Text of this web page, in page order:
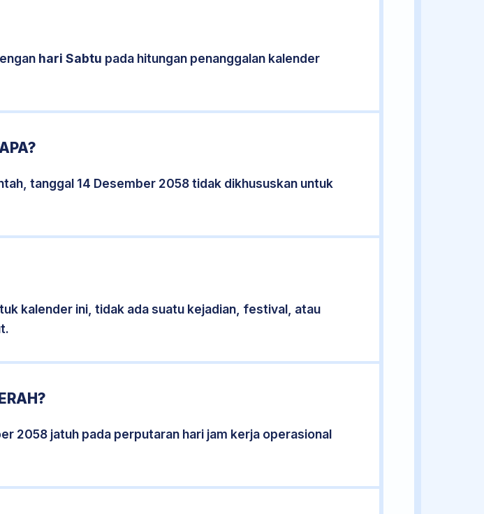
hari Sabtu pada hitungan penanggalan kalender
tanggal 14 Desember 2058 tidak dikhususkan untuk
kalender ini, tidak ada suatu kejadian, festival, atau
2058 jatuh pada perputaran hari jam kerja operasional